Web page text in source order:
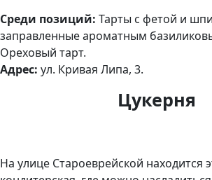
Среди позиций: Тарты с фетой и
заправленные ароматным
Ореховый тарт.
Адрес: ул. Кривая Липа, 3.
Цукерня
На улице Староеврейской находится